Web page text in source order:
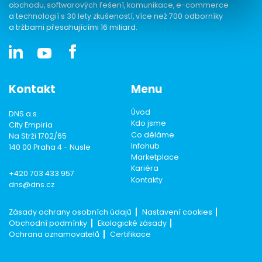
obchodu, softwarových řešení, komunikace, e-commerce
a technologií s 30 lety zkušeností, více než 700 odborníky
a tržbami přesahujícími 16 miliard.
Kontakt
DNS a.s.
City Empiria
Na Strži 1702/65
140 00 Praha 4 - Nusle
+420 703 433 957
dns@dns.cz
Menu
Úvod
Kdo jsme
Co děláme
Infohub
Marketplace
Kariéra
Kontakty
Zásady ochrany osobních údajů
Nastavení cookies
Obchodní podmínky
Ekologické zásady
Ochrana oznamovatelů
Certifikace